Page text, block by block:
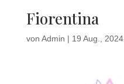
Fiorentina
von Admin | 19 Aug., 2024